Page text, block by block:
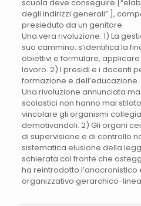
scuola deve conseguire
degli indirizzi generali” ],
presieduto da un genitore.
Una vera rivoluzione. 1) La
suo cammino: s’identifica la
obiettivi e formulare,
lavoro. 2) I presidi e i docenti
formazione e dell’educazione.
Una rivoluzione annunciata
scolastici non hanno mai
vincolare gli organismi
demotivandoli. 2) Gli organi
di supervisione e di controllo
sistematica elusione della
schierata col fronte che
ha reintrodotto
organizzativo gerarchico-